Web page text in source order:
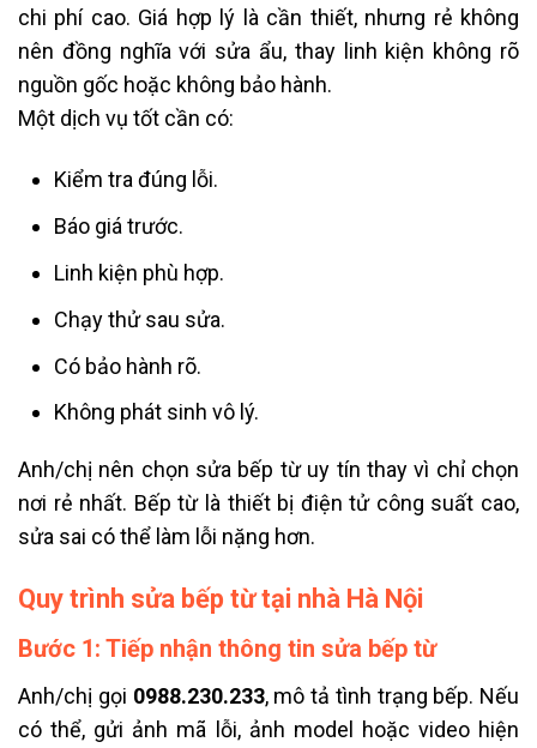
chi phí cao. Giá hợp lý là cần thiết, nhưng rẻ không
nên đồng nghĩa với sửa ẩu, thay linh kiện không rõ
nguồn gốc hoặc không bảo hành.
Một dịch vụ tốt cần có:
Kiểm tra đúng lỗi.
Báo giá trước.
Linh kiện phù hợp.
Chạy thử sau sửa.
Có bảo hành rõ.
Không phát sinh vô lý.
Anh/chị nên chọn sửa bếp từ uy tín thay vì chỉ chọn
nơi rẻ nhất. Bếp từ là thiết bị điện tử công suất cao,
sửa sai có thể làm lỗi nặng hơn.
Quy trình sửa bếp từ tại nhà Hà Nội
Bước 1: Tiếp nhận thông tin sửa bếp từ
Anh/chị gọi 0988.230.233, mô tả tình trạng bếp. Nếu
có thể, gửi ảnh mã lỗi, ảnh model hoặc video hiện